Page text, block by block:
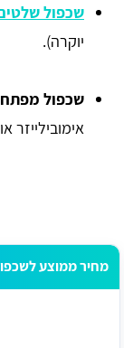
שכפול
יוקרה).
שכפול
אימובילייזר
מחיר ממוצע